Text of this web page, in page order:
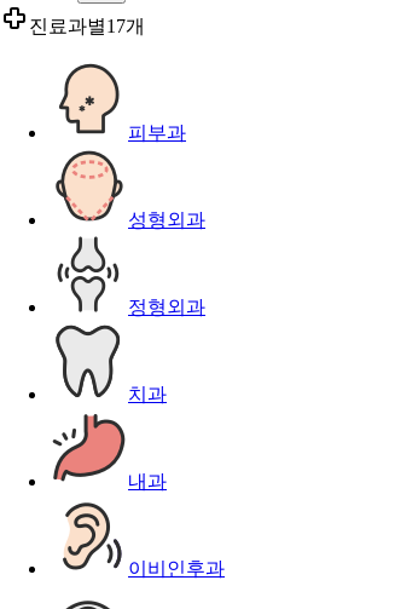
진료과별17개
피부과
성형외과
정형외과
치과
내과
이비인후과